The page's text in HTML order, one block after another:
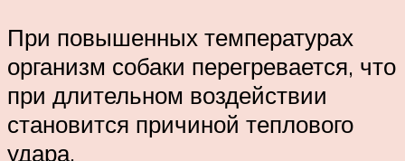
При повышенных температурах
организм собаки перегревается, что
при длительном воздействии
становится причиной теплового
удара.